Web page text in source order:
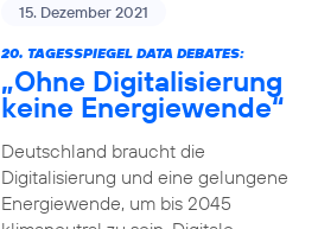
15. Dezember 2021
20. TAGESSPIEGEL DATA DEBATES:
„Ohne Digitalisierung
keine Energiewende“
Deutschland braucht die
Digitalisierung und eine gelungene
Energiewende, um bis 2045